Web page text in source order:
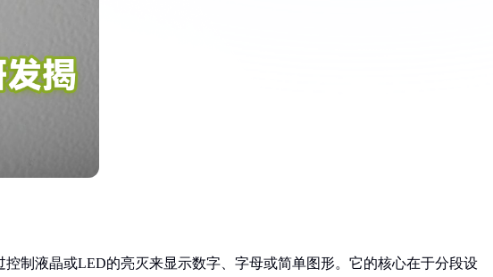
制液晶或LED的亮灭来显示数字、字母或简单图形。它的核心在于分段设